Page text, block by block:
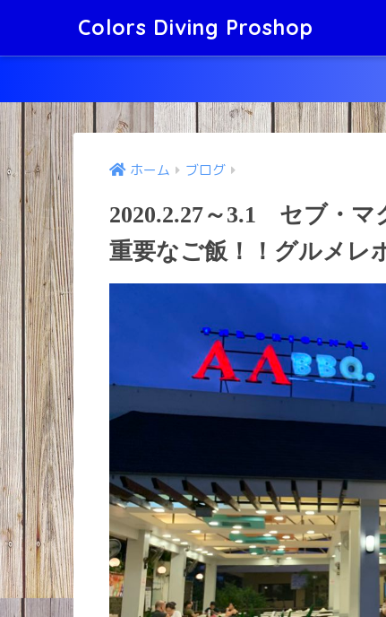
Colors Diving Proshop
ホーム ブログ
2020.2.27～3.1 セブ・
重要なご飯！！グルメレ